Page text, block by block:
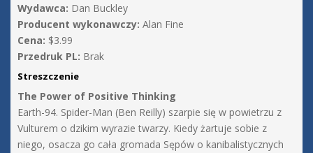
Wydawca: Dan Buckley
Producent wykonawczy: Alan Fine
Cena: $3.99
Przedruk PL: Brak
Streszczenie
The Power of Positive Thinking
Earth-94. Spider-Man (Ben Reilly) szarpie się w powietrzu z
Vulturem o dzikim wyrazie twarzy. Kiedy żartuje sobie z
niego, osacza go cała gromada Sępów o kanibalistycznych